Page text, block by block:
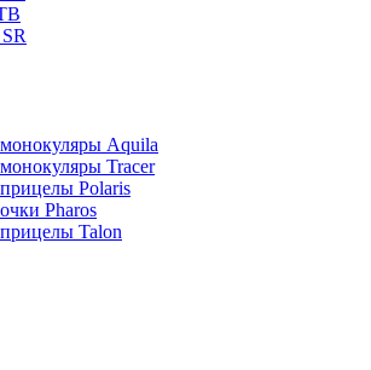
Aquila
Tracer
Polaris
Pharos
Talon